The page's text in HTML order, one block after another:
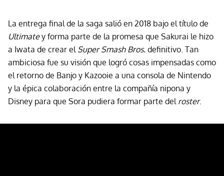
La entrega final de la saga salió en 2018 bajo el título de
Ultimatey forma parte de la promesa que Sakurai le hizo
a Iwata de crear el Super Smash Bros. definitivo. Tan
ambiciosa fue su visión que logró cosas impensadas como
el retorno de Banjo y Kazooie a una consola de Nintendo
y la épica colaboración entre la compañía nipona y
Disney para que Sora pudiera formar parte del roster.